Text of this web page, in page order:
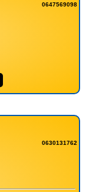
0647569098
0630131762